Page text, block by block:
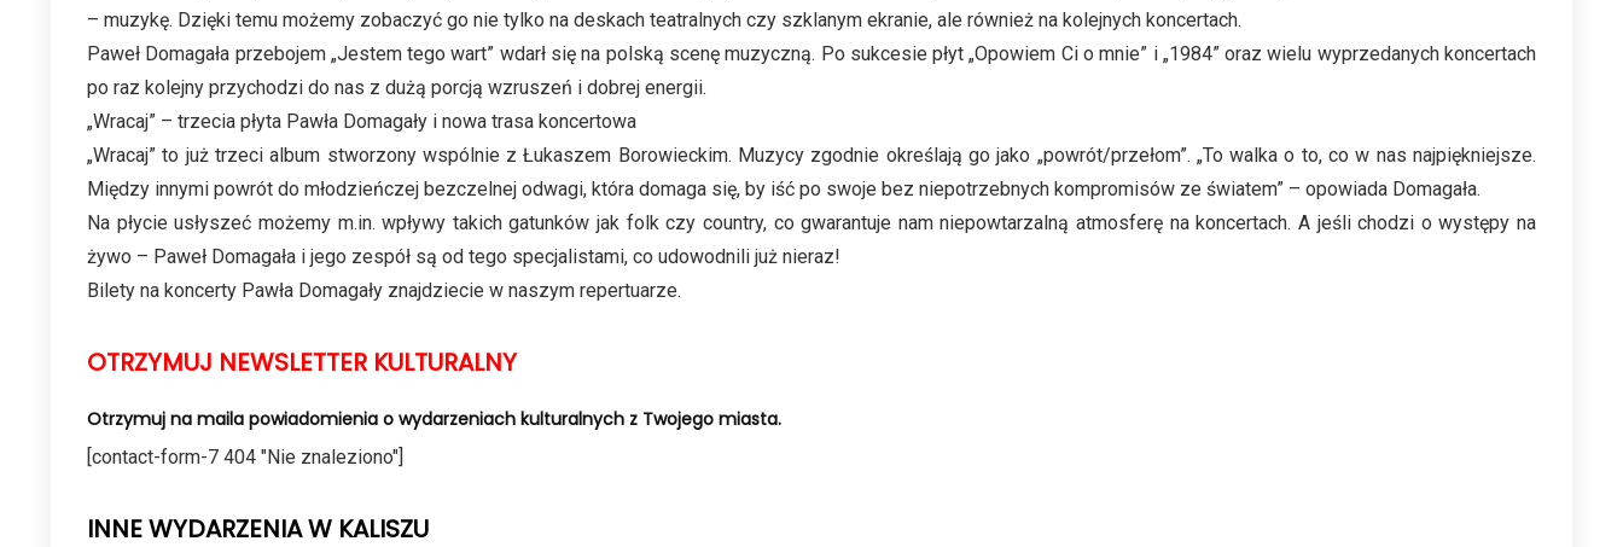
– muzykę. Dzięki temu możemy zobaczyć go nie tylko na deskach teatralnych czy szklanym ekranie, ale również na kolejnych koncertach.
Paweł Domagała przebojem „Jestem tego wart” wdarł się na polską scenę muzyczną. Po sukcesie płyt „Opowiem Ci o mnie” i „1984” oraz wielu wyprzedanych koncertach
po raz kolejny przychodzi do nas z dużą porcją wzruszeń i dobrej energii.
„Wracaj” – trzecia płyta Pawła Domagały i nowa trasa koncertowa
„Wracaj” to już trzeci album stworzony wspólnie z Łukaszem Borowieckim. Muzycy zgodnie określają go jako „powrót/przełom”. „To walka o to, co w nas najpiękniejsze.
Między innymi powrót do młodzieńczej bezczelnej odwagi, która domaga się, by iść po swoje bez niepotrzebnych kompromisów ze światem” – opowiada Domagała.
Na płycie usłyszeć możemy m.in. wpływy takich gatunków jak folk czy country, co gwarantuje nam niepowtarzalną atmosferę na koncertach. A jeśli chodzi o występy na
żywo – Paweł Domagała i jego zespół są od tego specjalistami, co udowodnili już nieraz!
Bilety na koncerty Pawła Domagały znajdziecie w naszym repertuarze.
OTRZYMUJ NEWSLETTER KULTURALNY
Otrzymuj na maila powiadomienia o wydarzeniach kulturalnych z Twojego miasta.
[contact-form-7 404 "Nie znaleziono"]
INNE WYDARZENIA W KALISZU